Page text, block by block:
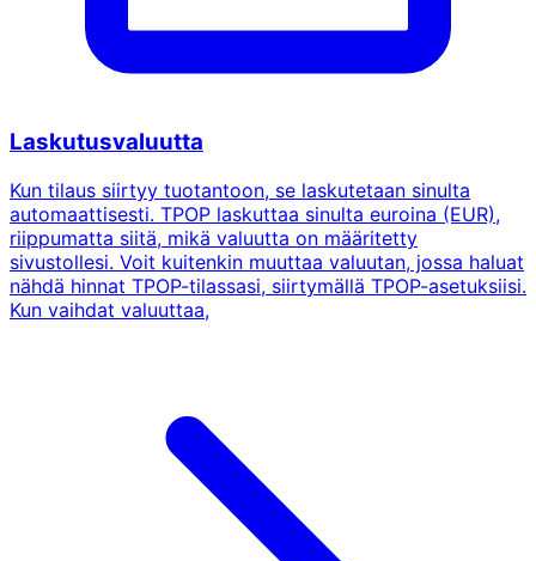
Laskutusvaluutta
Kun tilaus siirtyy tuotantoon, se laskutetaan sinulta
automaattisesti. TPOP laskuttaa sinulta euroina (EUR),
riippumatta siitä, mikä valuutta on määritetty
sivustollesi. Voit kuitenkin muuttaa valuutan, jossa haluat
nähdä hinnat TPOP-tilassasi, siirtymällä TPOP-asetuksiisi.
Kun vaihdat valuuttaa,